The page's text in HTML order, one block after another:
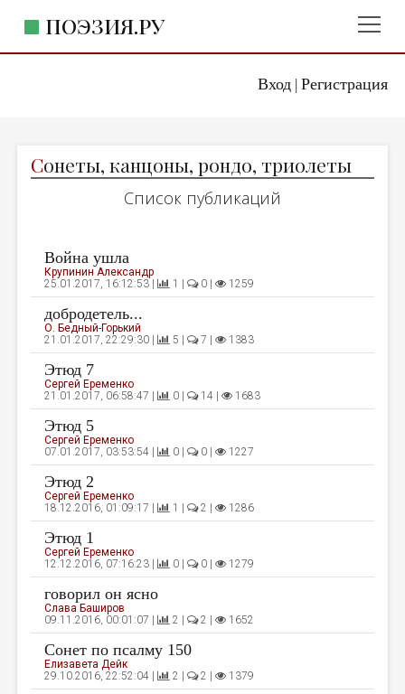
Вход| Регистрация
ПОЭЗИЯ.РУ
ЖАНРЫ
ЛИТСАЛОН
НОВОСТИ
ПРАВИЛА САЙТА
ОТДЕЛЫ И РУБРИКИ
ИЗБРАННОЕ
ДАЙДЖЕСТ
ПРОИЗВЕДЕНИЯ
ПЕРЕВОДЫ
КОНКУРСЫ
ДЕТСКАЯ КОМНАТА
КНИЖНАЯ ПОЛКА
ОБЗОР ЛИТЕРАТУРЫ
СТРАНИЦЫ ПАМЯТИ
ОБЪЯВЛЕНИЯ
Сонеты, канцоны, рондо, триолеты
Список публикаций
Война ушла
Крупинин Александр
25.01.2017, 16:12:53 |
1 | 0 | 1259
добродетель...
О. Бедный-Горький
21.01.2017, 22:29:30 |
5 | 7 | 1383
Этюд 7
Сергей Еременко
21.01.2017, 06:58:47 |
0 | 14 | 1683
Этюд 5
Сергей Еременко
07.01.2017, 03:53:54 |
0 | 0 | 1227
Этюд 2
Сергей Еременко
18.12.2016, 01:09:17 |
1 | 2 | 1286
Этюд 1
Сергей Еременко
12.12.2016, 07:16:23 |
0 | 0 | 1279
говорил он ясно
Слава Баширов
09.11.2016, 00:01:07 |
2 | 2 | 1652
Сонет по псалму 150
Елизавета Дейк
29.10.2016, 22:52:04 |
2 | 2 | 1379